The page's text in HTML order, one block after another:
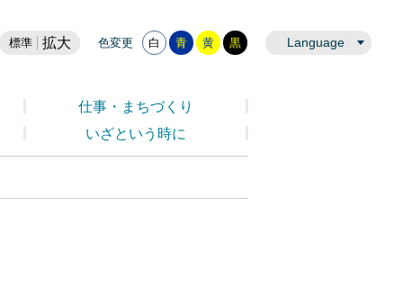
標準 拡大 色変更 白 青 黄 黒 Language
仕事・まちづくり
いざという時に